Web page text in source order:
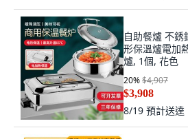
自助餐爐 不
形保溫爐電加
爐, 1個, 花色
20%$4,907
$3,908
8/19 預計送達